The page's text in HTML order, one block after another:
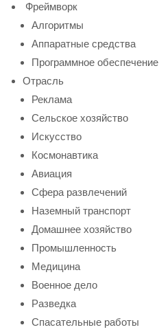
Фреймворк
Алгоритмы
Аппаратные средства
Программное обеспечение
Отрасль
Реклама
Сельское хозяйство
Искусство
Космонавтика
Авиация
Сфера развлечений
Наземный транспорт
Домашнее хозяйство
Промышленность
Медицина
Военное дело
Разведка
Спасательные работы